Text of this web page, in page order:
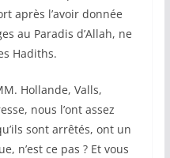
après l’avoir donnée
au Paradis d’Allah, ne
Hadiths.
Hollande, Valls,
nous l’ont assez
sont arrêtés, ont un
n’est ce pas ? Et vous